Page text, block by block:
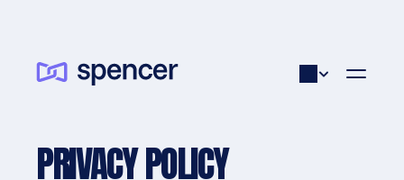
PRIVACY POLICY